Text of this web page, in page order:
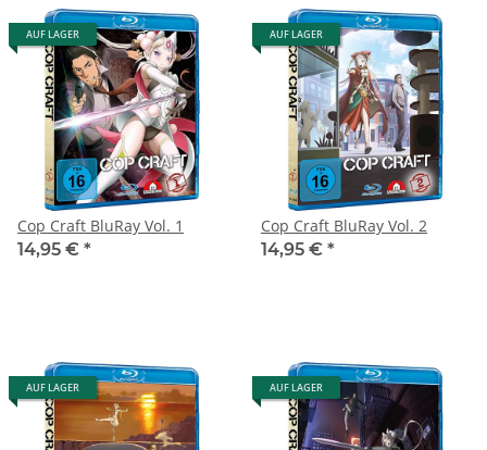
AUF LAGER
Cop Craft BluRay Vol. 1
14,95 € *
AUF LAGER
Cop Craft BluRay Vol. 2
14,95 € *
AUF LAGER AUF LAGER